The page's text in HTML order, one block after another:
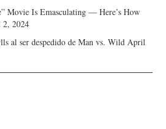
Movie Is Emasculating — Here’s How
2024
al ser despedido de Man vs. Wild April